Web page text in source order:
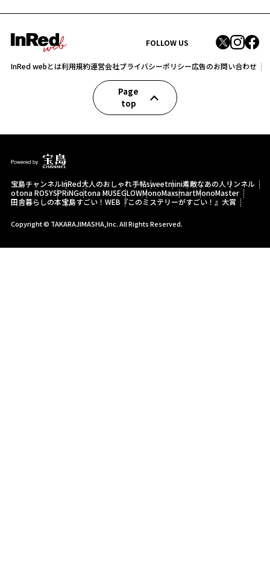
FOLLOW US
InRed webとは利用規約運営会社プライバシーポリシー広告のお問い合わせ
Page
top
宝島チャンネルInRed大人のおしゃれ手帖sweetmini素敵なあの人リンネル
otona ROSYSPRiNGotona MUSEGLOWMonoMaxsmartMonoMaster
田舎暮らしの本宝島すごい！WEB 『このミステリーがすごい！』大賞
Copyright © TAKARAJIMASHA,Inc. All Rights Reserved.